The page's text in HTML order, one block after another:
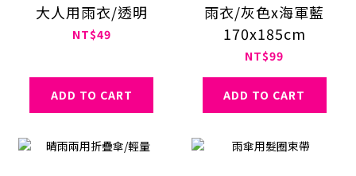
大人用雨衣/透明
NT$49
ADD TO CART
雨衣/灰色x海軍藍
170x185cm
NT$99
ADD TO CART